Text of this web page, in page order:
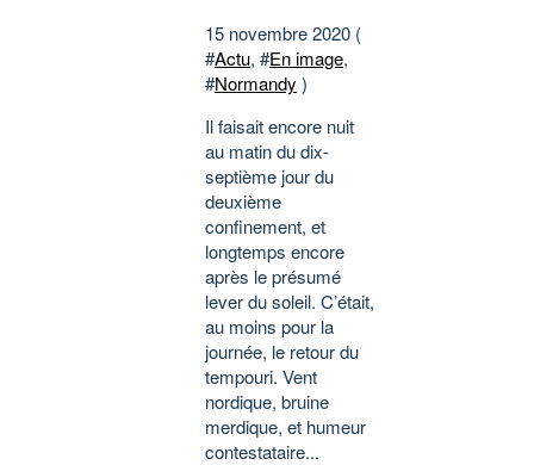
15 novembre 2020 (
#Actu, #En image,
#Normandy )
Il faisait encore nuit
au matin du dix-
septième jour du
deuxième
confinement, et
longtemps encore
après le présumé
lever du soleil. C’était,
au moins pour la
journée, le retour du
tempouri. Vent
nordique, bruine
merdique, et humeur
contestataire...